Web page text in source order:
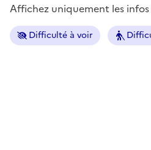
Affichez uniquement les
Difficulté à voir